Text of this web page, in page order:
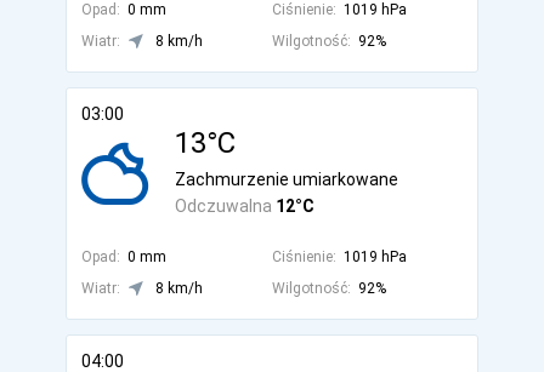
Opad: 0 mm Ciśnienie: 1019 hPa
Wiatr:
8 km/h Wilgotność: 92%
03:00
13°C
Odczuwalna 12°C
Zachmurzenie umiarkowane
Opad: 0 mm Ciśnienie: 1019 hPa
Wiatr:
8 km/h Wilgotność: 92%
04:00